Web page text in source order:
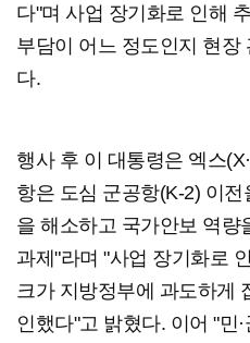
다"며 사업 장기화로 인해
부담이 어느 정도인지 현장
다.
행사 후 이 대통령은 엑스
항은 도심 군공항(K-2) 이
을 해소하고 국가안보 역량
과제"라며 "사업 장기화로
크가 지방정부에 과도하게
인했다"고 밝혔다. 이어 "민